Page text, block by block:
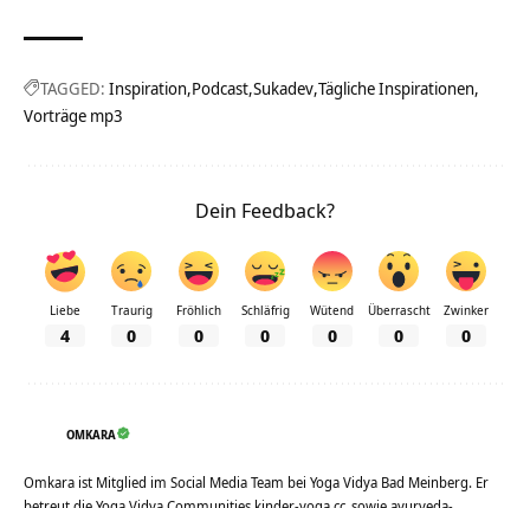
TAGGED: Inspiration Podcast Sukadev Tägliche Inspirationen
Vorträge mp3
Dein Feedback?
Liebe
4
Traurig
0
Fröhlich
0
Schläfrig
0
Wütend
0
Überrascht
0
Zwinker
0
OMKARA
Omkara ist Mitglied im Social Media Team bei Yoga Vidya Bad Meinberg. Er